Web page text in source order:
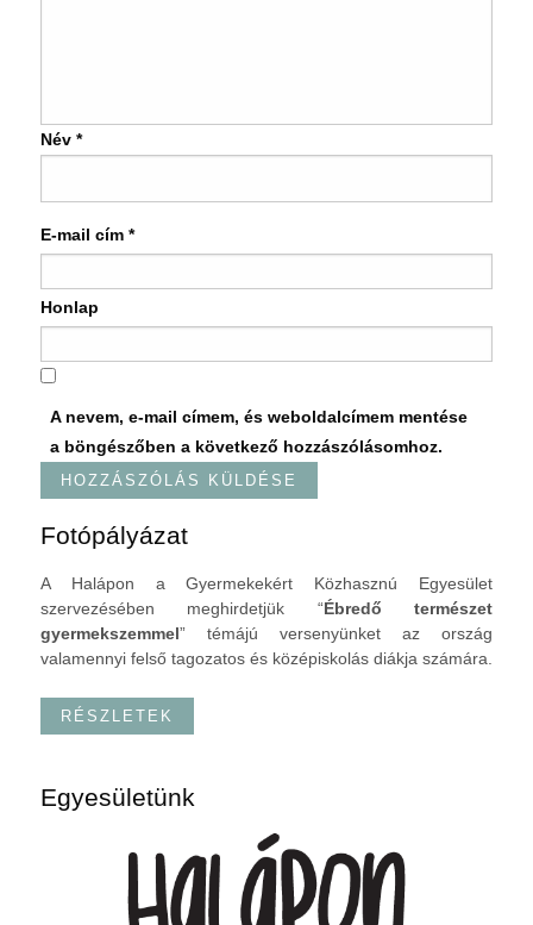
Név *
E-mail cím *
Honlap
A nevem, e-mail címem, és weboldalcímem mentése
a böngészőben a következő hozzászólásomhoz.
Fotópályázat
A Halápon a Gyermekekért Közhasznú Egyesület
szervezésében meghirdetjük “Ébredő természet
gyermekszemmel” témájú versenyünket az ország
valamennyi felső tagozatos és középiskolás diákja számára.
RÉSZLETEK
Egyesületünk